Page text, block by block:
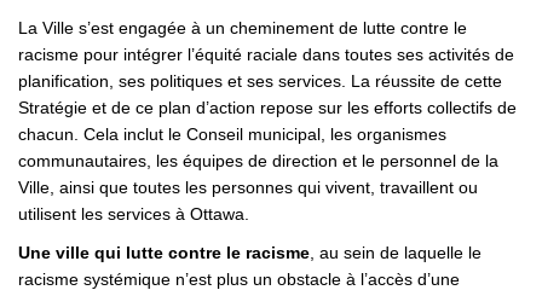
La Ville s’est engagée à un cheminement de lutte contre le
racisme pour intégrer l’équité raciale dans toutes ses activités de
planification, ses politiques et ses services. La réussite de cette
Stratégie et de ce plan d’action repose sur les efforts collectifs de
chacun. Cela inclut le Conseil municipal, les organismes
communautaires, les équipes de direction et le personnel de la
Ville, ainsi que toutes les personnes qui vivent, travaillent ou
utilisent les services à Ottawa.
Une ville qui lutte contre le racisme , au sein de laquelle le
racisme systémique n’est plus un obstacle à l’accès d’une